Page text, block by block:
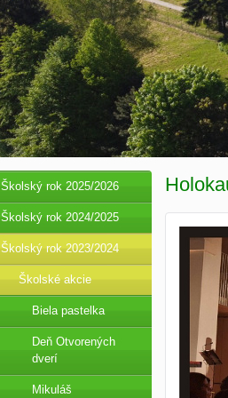
Školský rok 2025/2026
Školský rok 2024/2025
Školský rok 2023/2024
Školské akcie
Biela pastelka
Deň Otvorených
dverí
Mikuláš